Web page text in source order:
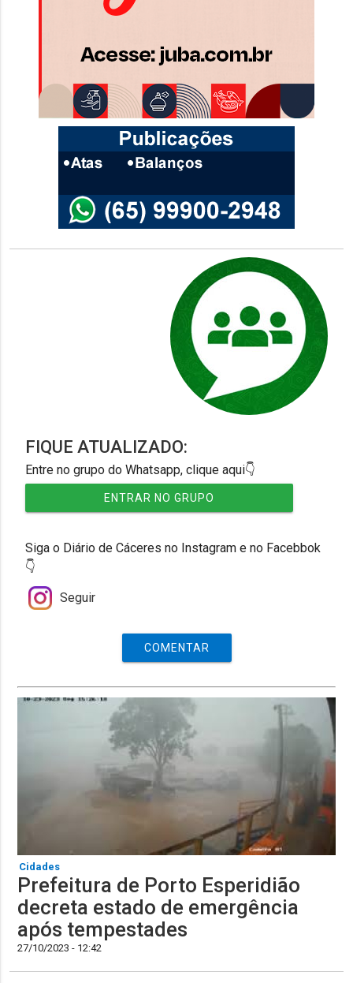
FIQUE ATUALIZADO:
Entre no grupo do Whatsapp, clique aqui👇
ENTRAR NO GRUPO
Siga o Diário de Cáceres no Instagram e no Facebbok
👇
Seguir
COMENTAR
Cidades
Prefeitura de Porto Esperidião
decreta estado de emergência
após tempestades
27/10/2023 - 12:42